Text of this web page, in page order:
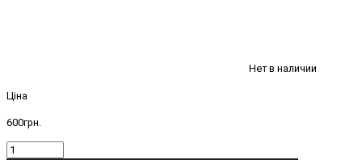
Нет в наличии
Ціна
600грн.